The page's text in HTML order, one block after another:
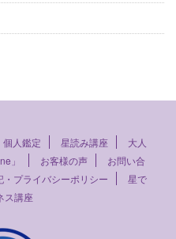
個人鑑定 星読み講座
大人
」
お客様の声
お問い合
プライバシーポリシー
星で
ス講座